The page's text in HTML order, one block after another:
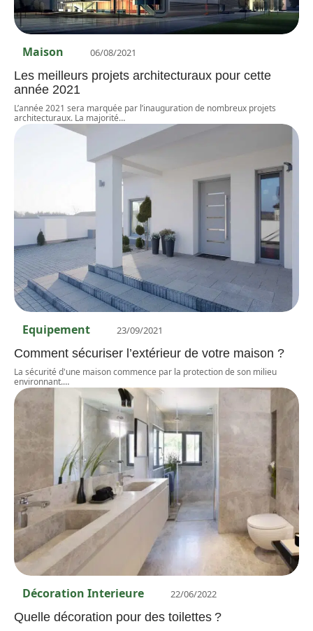
Maison 06/08/2021
Les meilleurs projets architecturaux pour cette
année 2021
L’année 2021 sera marquée par l’inauguration de nombreux projets
architecturaux. La majorité…
Equipement 23/09/2021
Comment sécuriser l’extérieur de votre maison ?
La sécurité d'une maison commence par la protection de son milieu
environnant.…
Décoration Interieure 22/06/2022
Quelle décoration pour des toilettes ?